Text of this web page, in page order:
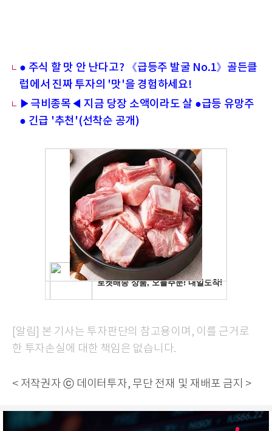
● 주식 할 맛 안 난다고? 《급등주 발굴 No.1》골든클
럽에서 진짜 투자의 '맛'을 경험하세요!
▶극비종목◀ 지금 당장 소액이라도 살 ●급등 유망주
● 긴급 '추천'(선착순 공개)
[알림] 본 기사는 투자판단의 참고용이며, 이를 근거로
한 투자손실에 대한 책임은 없습니다.
< 저작권자 ⓒ 데이터투자, 무단 전재 및 재배포 금지 >